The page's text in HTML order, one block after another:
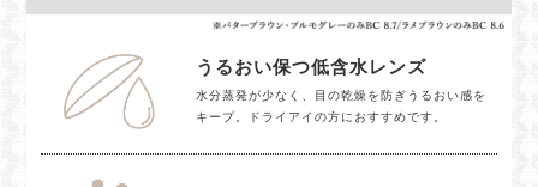
うるおい保つ低含水レンズ
水分蒸発が少なく、目の乾燥を防ぎうるおい感を
キープ。ドライアイの方におすすめです。